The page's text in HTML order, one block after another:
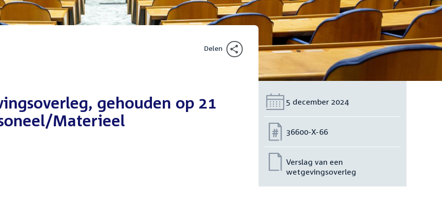
Delen
gehouden op 21
Materieel
Datum:
5 december 2024
Nummer:
36600-X-66
Verslag van een
wetgevingsoverleg